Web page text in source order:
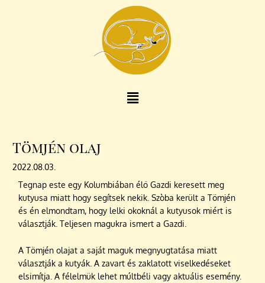
Menu
Tömjén olaj
2022.08.03.
Tegnap este egy Kolumbiában élő Gazdi keresett meg
kutyusa miatt hogy segítsek nekik.Szòba került a Tömjén
és én elmondtam, hogy lelki okoknál a kutyusok miért is
választják. Teljesen magukra ismert a Gazdi.
A Tömjén olajat a saját maguk megnyugtatása miatt
választják a kutyák. A zavart és zaklatott viselkedéseket
elsimítja. A félelmük lehet múltbéli vagy aktuális esemény.